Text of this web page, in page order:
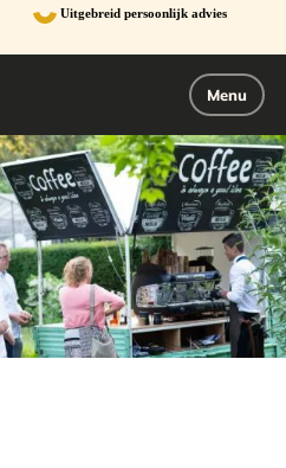
Menu
Uitgebreid persoonlijk advies